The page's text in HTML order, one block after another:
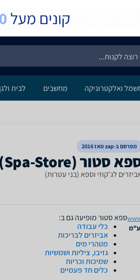
ואלקטרוניקה מחשבים לבית ולגן
מפרסם ב-zap מאז 2016
לג'קוזי וספא (בני עטרות)
ספא סטורמופיעה גם ב:
כלי עבודה
אביזרים לבריכות
מטהרי מים
גזיבו, ציליות ושמשיות
שמיכות וכריות
כלים חד פעמיים